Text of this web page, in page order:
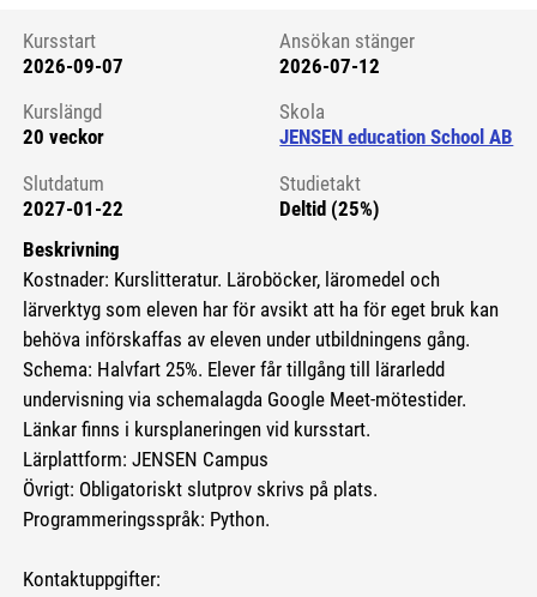
Kursstart 6103037
Kursstart
2026-09-07
Ansökan stänger
2026-07-12
Kurslängd
20 veckor
Skola
JENSEN education School AB
Slutdatum
2027-01-22
Studietakt
Deltid (25%)
Beskrivning
Kostnader: Kurslitteratur. Läroböcker, läromedel och
lärverktyg som eleven har för avsikt att ha för eget bruk kan
behöva införskaffas av eleven under utbildningens gång.
Schema: Halvfart 25%. Elever får tillgång till lärarledd
undervisning via schemalagda Google Meet-mötestider.
Länkar finns i kursplaneringen vid kursstart.
Lärplattform: JENSEN Campus
Övrigt: Obligatoriskt slutprov skrivs på plats.
Programmeringsspråk: Python.
Kontaktuppgifter: